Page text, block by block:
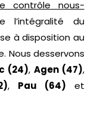
contrôle nous-
l’intégralité du
à disposition au
Nous desservons
(24), Agen (47),
, Pau (64) et